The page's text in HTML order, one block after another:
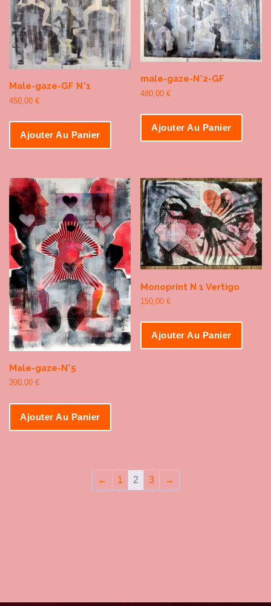
Male-gaze-GF N°1
450,00 €
Ajouter Au Panier
male-gaze-N°2-GF
480,00€
Ajouter Au Panier
Male-gaze-N°5
390,00 €
Ajouter Au Panier
Monoprint N 1 Vertigo
150,00€
Ajouter Au Panier
← 1 2 3 →